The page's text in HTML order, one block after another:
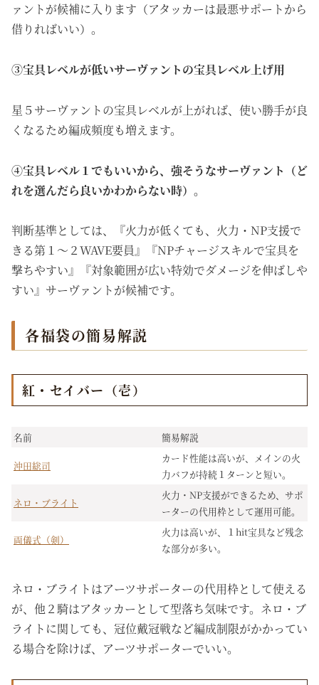
ァントが候補に入ります（アタッカーは最悪サポートから
借りればいい）。
③宝具レベルが低いサーヴァントの宝具レベル上げ用
星５サーヴァントの宝具レベルが上がれば、使い勝手が良
くなるため編成頻度も増えます。
④宝具レベル１でもいいから、強そうなサーヴァント（ど
れを選んだら良いかわからない時）。
判断基準としては、『火力が低くても、火力・NP支援で
きる第１～２WAVE要員』『NPチャージスキルで宝具を
撃ちやすい』『対象範囲が広い特効でダメージを伸ばしや
すい』サーヴァントが候補です。
各福袋の簡易解説
紅・セイバー（壱）
名前 簡易解説
沖田総司
カード性能は高いが、メインの火
力バフが持続１ターンと短い。
ネロ・ブライト
火力・NP支援ができるため、サポ
ーターの代用枠として運用可能。
両儀式（剣）
火力は高いが、１hit宝具など残念
な部分が多い。
ネロ・ブライトはアーツサポーターの代用枠として使える
が、他２騎はアタッカーとして型落ち気味です。ネロ・ブ
ライトに関しても、冠位戴冠戦など編成制限がかかってい
る場合を除けば、アーツサポーターでいい。